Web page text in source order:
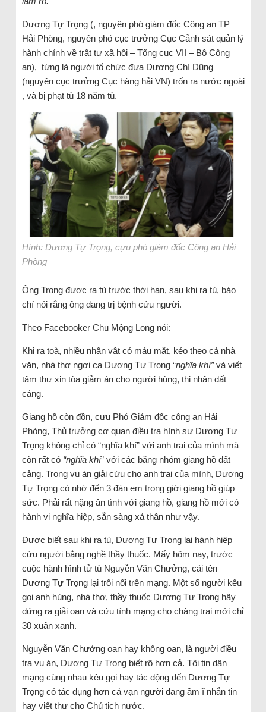
Dương Tự Trọng (, nguyên phó giám đốc Công an TP
Hải Phòng, nguyên phó cục trưởng Cục Cảnh sát quản lý
hành chính về trật tự xã hội – Tổng cục VII – Bộ Công
an), từng là người tổ chức đưa Dương Chí Dũng
(nguyên cục trưởng Cục hàng hải VN) trốn ra nước ngoài
, và bị phạt tù 18 năm tù.
Hình: Dương Tự Trọng, cựu phó giám đốc Công an Hải
Phòng
Ông Trọng được ra tù trước thời hạn, sau khi ra tù, báo
chí nói rằng ông đang trị bệnh cứu người.
Theo Facebooker Chu Mộng Long nói:
Khi ra toà, nhiều nhân vật có máu mặt, kéo theo cả nhà
văn, nhà thơ ngợi ca Dương Tự Trọng “nghĩa khí”và viết
tâm thư xin tòa giảm án cho người hùng, thi nhân đất
cảng.
Giang hồ còn đồn, cựu Phó Giám đốc công an Hải
Phòng, Thủ trưởng cơ quan điều tra hình sự Dương Tự
Trọng không chỉ có “nghĩa khí” với anh trai của mình mà
còn rất có “nghĩa khí” với các băng nhóm giang hồ đất
cảng. Trong vụ án giải cứu cho anh trai của mình, Dương
Tự Trọng có nhờ đến 3 đàn em trong giới giang hồ giúp
sức. Phải rất nặng ân tình với giang hồ, giang hồ mới có
hành vi nghĩa hiệp, sẵn sàng xả thân như vậy.
Được biết sau khi ra tù, Dương Tự Trọng lại hành hiệp
cứu người bằng nghề thầy thuốc. Mấy hôm nay, trước
cuộc hành hình tử tù Nguyễn Văn Chưởng, cái tên
Dương Tự Trọng lại trôi nổi trên mạng. Một số người kêu
gọi anh hùng, nhà thơ, thầy thuốc Dương Tự Trọng hãy
đứng ra giải oan và cứu tính mạng cho chàng trai mới chỉ
30 xuân xanh.
Nguyễn Văn Chưởng oan hay không oan, là người điều
tra vụ án, Dương Tự Trọng biết rõ hơn cả. Tôi tin dân
mạng cùng nhau kêu gọi hay tác động đến Dương Tự
Trọng có tác dụng hơn cả vạn người đang ầm ĩ nhắn tin
hay viết thư cho Chủ tịch nước.